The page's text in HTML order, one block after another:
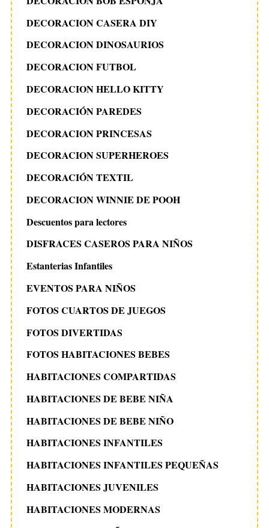
DECORACION CASERA DIY
DECORACION DINOSAURIOS
DECORACION FUTBOL
DECORACION HELLO KITTY
DECORACIÓN PAREDES
DECORACION PRINCESAS
DECORACION SUPERHEROES
DECORACIÓN TEXTIL
DECORACION WINNIE DE POOH
Descuentos para lectores
DISFRACES CASEROS PARA NIÑOS
Estanterias Infantiles
EVENTOS PARA NIÑOS
FOTOS CUARTOS DE JUEGOS
FOTOS DIVERTIDAS
FOTOS HABITACIONES BEBES
HABITACIONES COMPARTIDAS
HABITACIONES DE BEBE NIÑA
HABITACIONES DE BEBE NIÑO
HABITACIONES INFANTILES
HABITACIONES INFANTILES PEQUEÑAS
HABITACIONES JUVENILES
HABITACIONES MODERNAS